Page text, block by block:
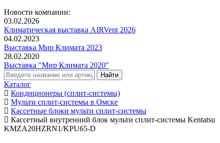
Новости компании:
03.02.2026
Климатическая выставка AIRVent 2026
04.02.2023
Выставка Мир Климата 2023
28.02.2020
Выставка "Мир Климата 2020"
Каталог
Кондиционеры (сплит-системы)
Мульти сплит-системы в Омске
Кассетные блоки мульти сплит-системы
Кассетный внутренний блок мульти сплит-системы Kentatsu
KMZA20HZRN1/KPU65-D